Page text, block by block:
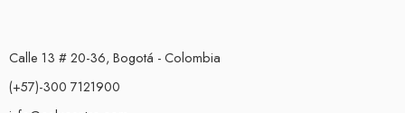
Calle 13 # 20-36, Bogotá - Colombia
(+57)-300 7121900